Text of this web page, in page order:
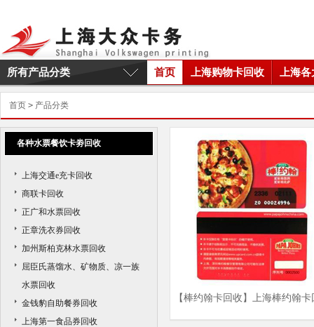
首页 上海购物卡回收 上海
所有产品分类
首页 > 产品分类
各种水票餐饮卡劵回收
上海交通e充卡回收
商联卡回收
正广和水票回收
正章洗衣券回收
加州斯柏克林水票回收
屈臣氏蒸馏水、矿物质、凉一族
水票回收
金钱豹自助餐券回收
上海第一食品券回收
【棒约翰卡回收】上海棒约翰卡